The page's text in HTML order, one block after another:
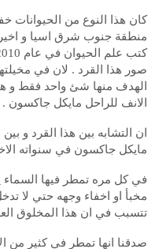
كان هذا النوع من الحيوانات
منطقة جنوب شرق اسيا و
صور هذا القرد . لان في
الهدف منها شئ واحد فقط و
الانف للراحل مايكل جاكسون .
ان التشابه بين هذا القرد و
مايكل جاكسون في سنواته
في كل مره تمطر فيها
مخبأ او اخفاء وجهه حتي لا
تتسبب في ان هذا المخلوق
صدقنا انها تمطر في كثير من